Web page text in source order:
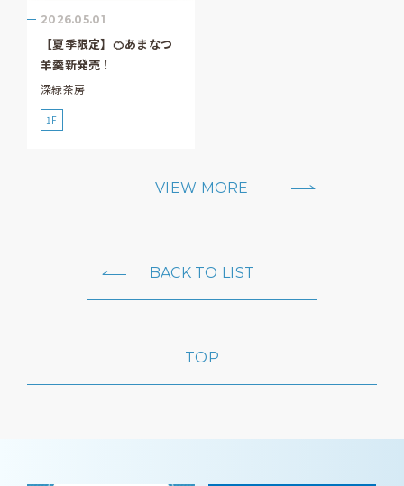
2026.05.01
【夏季限定】🍊あまなつ
羊羹新発売！
深緑茶房
1F
VIEW MORE
BACK TO LIST
TOP